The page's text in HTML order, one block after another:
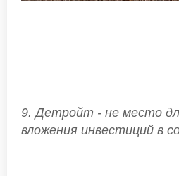
9. Детройт - не место
вложения инвестиций в